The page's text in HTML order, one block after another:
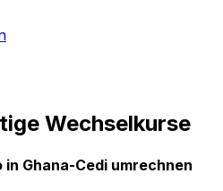
Wechselkurse
in Ghana-Cedi umrechnen